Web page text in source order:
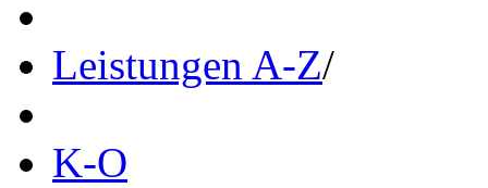
Leistungen A-Z/
K-O